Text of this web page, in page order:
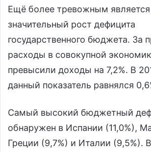
Ещё более тревожным является
значительный рост дефицита
государственного бюджета. За
расходы в совокупной
превысили доходы на 7,2%. В
данный показатель равнялся
Самый высокий бюджетный
обнаружен в Испании (11,0%),
Греции (9,7%) и Италии (9,5%).